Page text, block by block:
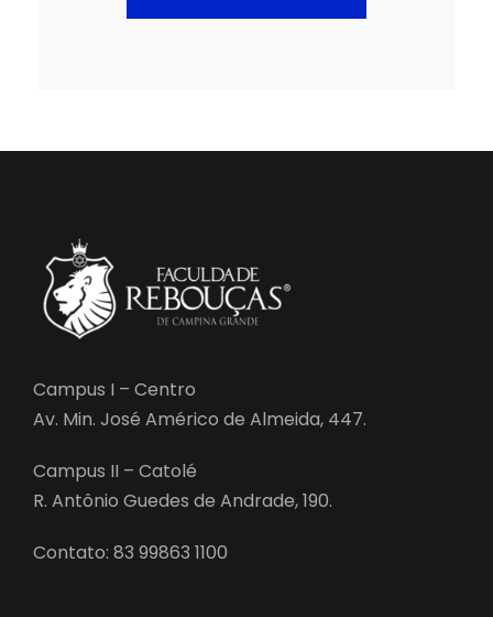
Campus I – Centro
Av. Min. José Américo de Almeida, 447.
Campus II – Catolé
R. Antônio Guedes de Andrade, 190.
Contato: 83 99863 1100